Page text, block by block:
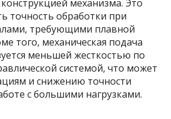
механизма. Это
точность обработки при
требующими плавной
того, механическая подача
меньшей жесткостью по
системой, что может
и снижению точности
с большими нагрузками.